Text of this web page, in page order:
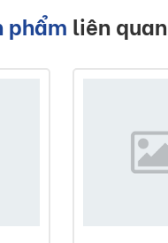
hiện hàng giả, hàng nhái
phẩm liên quan